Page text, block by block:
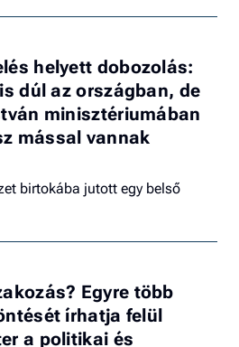
helyett dobozolás:
dúl az országban, de
minisztériumában
mással vannak
birtokába jutott egy belső
Egyre több
írhatja felül
a politikai és